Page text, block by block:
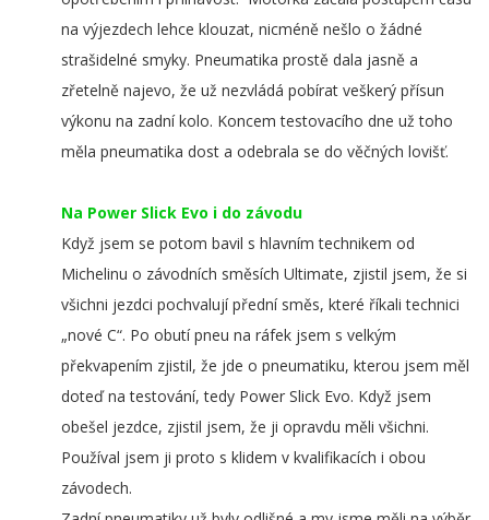
na výjezdech lehce klouzat, nicméně nešlo o žádné
strašidelné smyky. Pneumatika prostě dala jasně a
zřetelně najevo, že už nezvládá pobírat veškerý přísun
výkonu na zadní kolo. Koncem testovacího dne už toho
měla pneumatika dost a odebrala se do věčných lovišť.
Na Power Slick Evo i do závodu
Když jsem se potom bavil s hlavním technikem od
Michelinu o závodních směsích Ultimate, zjistil jsem, že si
všichni jezdci pochvalují přední směs, které říkali technici
„nové C“. Po obutí pneu na ráfek jsem s velkým
překvapením zjistil, že jde o pneumatiku, kterou jsem měl
doteď na testování, tedy Power Slick Evo. Když jsem
obešel jezdce, zjistil jsem, že ji opravdu měli všichni.
Používal jsem ji proto s klidem v kvalifikacích i obou
závodech.